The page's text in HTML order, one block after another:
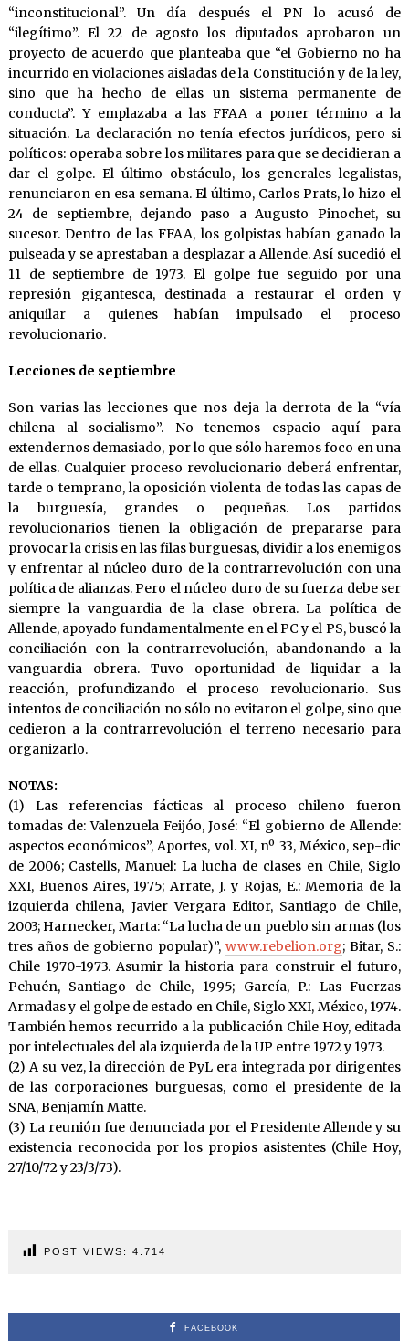
“inconstitucional”. Un día después el PN lo acusó de
“ilegítimo”. El 22 de agosto los diputados aprobaron un
proyecto de acuerdo que planteaba que “el Gobierno no ha
incurrido en violaciones aisladas de la Constitución y de la ley,
sino que ha hecho de ellas un sistema permanente de
conducta”. Y emplazaba a las FFAA a poner término a la
situación. La declaración no tenía efectos jurídicos, pero si
políticos: operaba sobre los militares para que se decidieran a
dar el golpe. El último obstáculo, los generales legalistas,
renunciaron en esa semana. El último, Carlos Prats, lo hizo el
24 de septiembre, dejando paso a Augusto Pinochet, su
sucesor. Dentro de las FFAA, los golpistas habían ganado la
pulseada y se aprestaban a desplazar a Allende. Así sucedió el
11 de septiembre de 1973. El golpe fue seguido por una
represión gigantesca, destinada a restaurar el orden y
aniquilar a quienes habían impulsado el proceso
revolucionario.
Lecciones de septiembre
Son varias las lecciones que nos deja la derrota de la “vía
chilena al socialismo”. No tenemos espacio aquí para
extendernos demasiado, por lo que sólo haremos foco en una
de ellas. Cualquier proceso revolucionario deberá enfrentar,
tarde o temprano, la oposición violenta de todas las capas de
la burguesía, grandes o pequeñas. Los partidos
revolucionarios tienen la obligación de prepararse para
provocar la crisis en las filas burguesas, dividir a los enemigos
y enfrentar al núcleo duro de la contrarrevolución con una
política de alianzas. Pero el núcleo duro de su fuerza debe ser
siempre la vanguardia de la clase obrera. La política de
Allende, apoyado fundamentalmente en el PC y el PS, buscó la
conciliación con la contrarrevolución, abandonando a la
vanguardia obrera. Tuvo oportunidad de liquidar a la
reacción, profundizando el proceso revolucionario. Sus
intentos de conciliación no sólo no evitaron el golpe, sino que
cedieron a la contrarrevolución el terreno necesario para
organizarlo.
NOTAS:
(1) Las referencias fácticas al proceso chileno fueron
tomadas de: Valenzuela Feijóo, José: “El gobierno de Allende:
aspectos económicos”, Aportes, vol. XI, nº 33, México, sep-dic
de 2006; Castells, Manuel: La lucha de clases en Chile, Siglo
XXI, Buenos Aires, 1975; Arrate, J. y Rojas, E.: Memoria de la
izquierda chilena, Javier Vergara Editor, Santiago de Chile,
2003; Harnecker, Marta: “La lucha de un pueblo sin armas (los
tres años de gobierno popular)”,www.rebelion.org; Bitar, S.:
Chile 1970-1973. Asumir la historia para construir el futuro,
Pehuén, Santiago de Chile, 1995; García, P.: Las Fuerzas
Armadas y el golpe de estado en Chile, Siglo XXI, México, 1974.
También hemos recurrido a la publicación Chile Hoy, editada
por intelectuales del ala izquierda de la UP entre 1972 y 1973.
(2) A su vez, la dirección de PyL era integrada por dirigentes
de las corporaciones burguesas, como el presidente de la
SNA, Benjamín Matte.
(3) La reunión fue denunciada por el Presidente Allende y su
existencia reconocida por los propios asistentes (Chile Hoy,
27/10/72 y 23/3/73).
POST VIEWS: 4.714
FACEBOOK